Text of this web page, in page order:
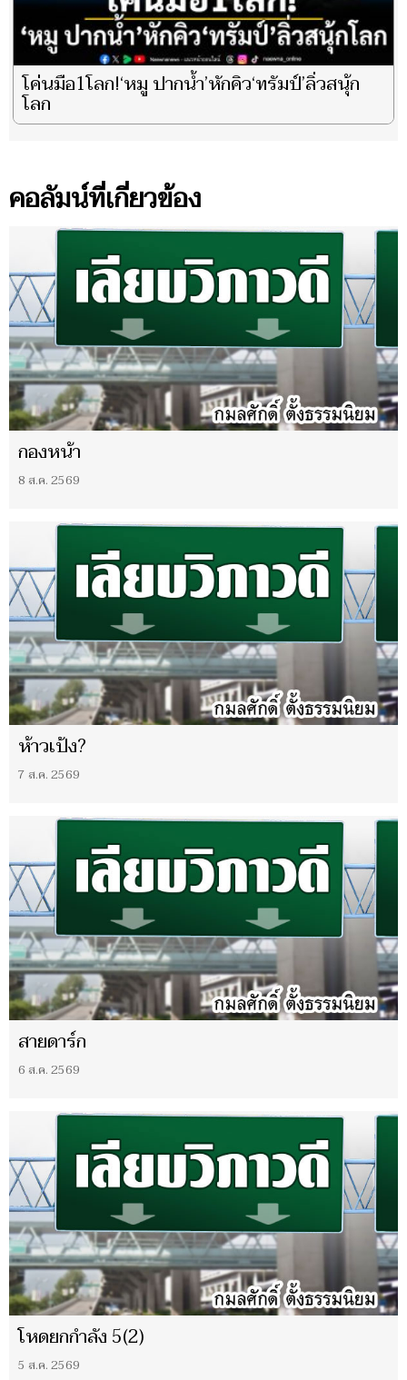
โค่นมือ1โลก!‘หมู ปากน้ำ’หักคิว‘ทรัมป์’ลิ่วสนุ้ก
โลก
คอลัมน์ที่เกี่ยวข้อง
กองหน้า
8 ส.ค. 2569
ห้าวเป้ง?
7 ส.ค. 2569
สายดาร์ก
6 ส.ค. 2569
โหดยกกำลัง 5(2)
5 ส.ค. 2569